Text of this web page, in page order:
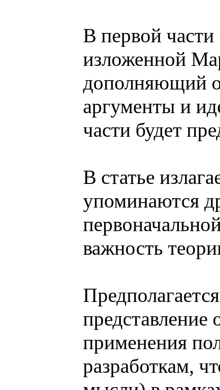
В первой
изложенной
дополняющий
аргументы и
части будет
В статье
упоминаются
важность
представление
применения
разработкам,